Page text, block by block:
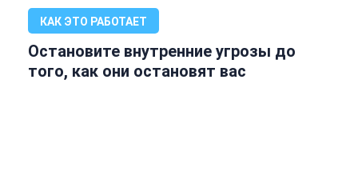
КАК ЭТО РАБОТАЕТ
Остановите внутренние угрозы до
того, как они остановят вас